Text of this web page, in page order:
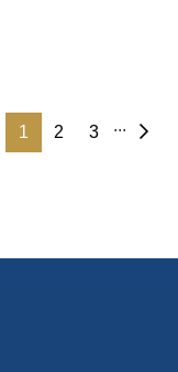
1 2 3 ...